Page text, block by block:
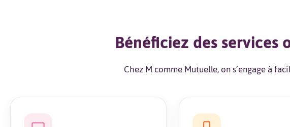
Bénéficiez des services
Chez M comme Mutuelle, on s’engage à